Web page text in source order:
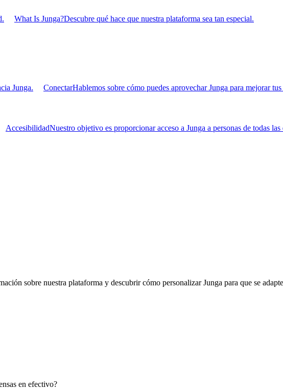
What Is Junga?Descubre qué hace que nuestra plataforma sea tan especial.
Junga. ConectarHablemos sobre cómo puedes aprovechar Junga para mejorar
AccesibilidadNuestro objetivo es proporcionar acceso a Junga a personas de todas las
sobre nuestra plataforma y descubrir cómo personalizar Junga para que se
en efectivo?